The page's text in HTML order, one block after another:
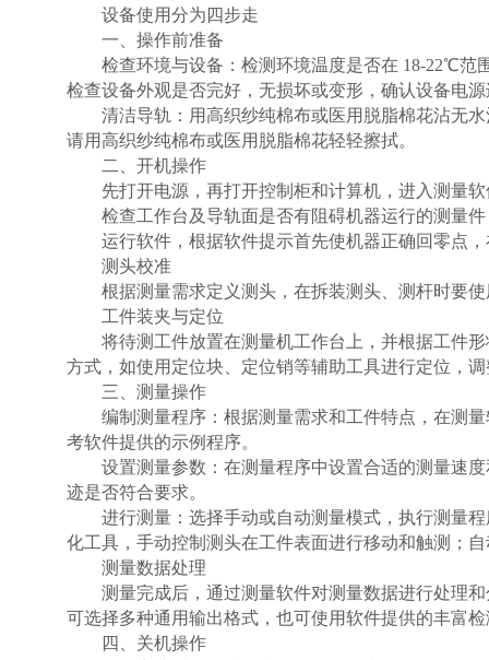
设备使用分为四步走
一、操作前准备
检查环境与设备：检测环境温度是否在 18-22℃范
检查设备外观是否完好，无损坏或变形，确认设备电
清洁导轨：用高织纱纯棉布或医用脱脂棉花沾无
请用高织纱纯棉布或医用脱脂棉花轻轻擦拭。
二、开机操作
先打开电源，再打开控制柜和计算机，进入测量
检查工作台及导轨面是否有阻碍机器运行的测量
运行软件，根据软件提示首先使机器正确回零点
测头校准
根据测量需求定义测头，在拆装测头、测杆时要
工件装夹与定位
将待测工件放置在测量机工作台上，并根据工件
方式，如使用定位块、定位销等辅助工具进行定位，
三、 测量操作
编制测量程序：根据测量需求和工件特点，在测
考软件提供的示例程序。
设置测量参数：在测量程序中设置合适的测量速
迹是否符合要求。
进行测量：选择手动或自动测量模式，执行测量
化工具，手动控制测头在工件表面进行移动和触测；
测量数据处理
测量完成后，通过测量软件对测量数据进行处理
可选择多种通用输出格式，也可使用软件提供的丰富
四、关机操作